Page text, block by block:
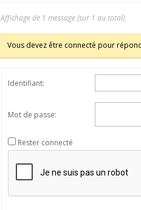
Affichage de 1 message (sur 1 au total)
Vous devez être connecté pour
Identifiant:
Mot de passe:
Rester connecté